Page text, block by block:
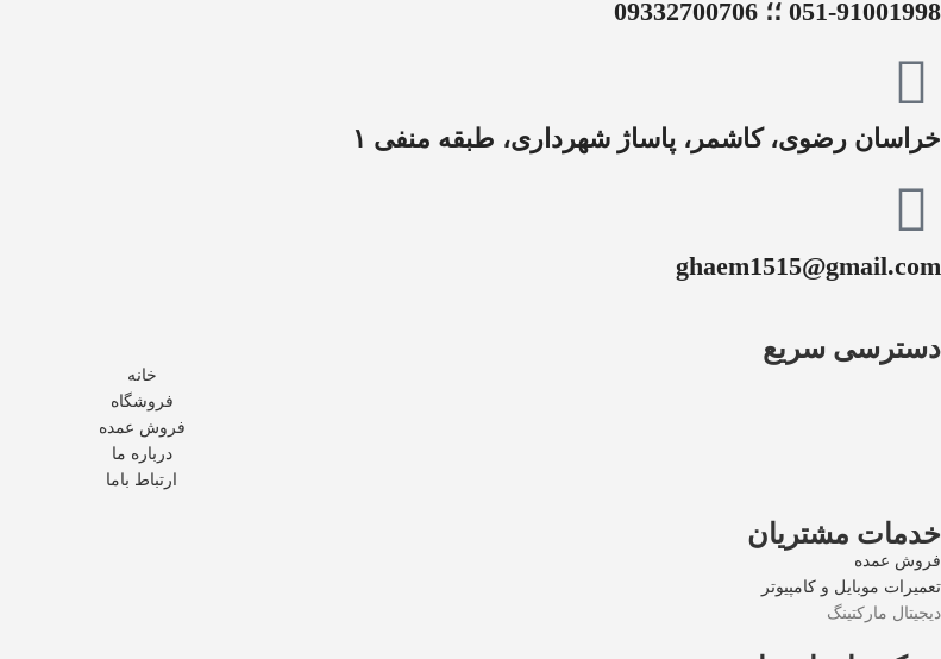
051-91001998 ؛؛ 09332700706
خراسان رضوی، کاشمر، پاساژ شهرداری، طبقه منفی ۱
ghaem1515@gmail.com
دسترسی سریع
خانه
فروشگاه
فروش عمده
درباره ما
ارتباط باما
خدمات مشتریان
فروش عمده
تعمیرات موبایل و کامپیوتر
دیجیتال مارکتینگ